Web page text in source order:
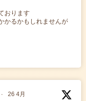
おります
かるかもしれませんが
· 26 4月